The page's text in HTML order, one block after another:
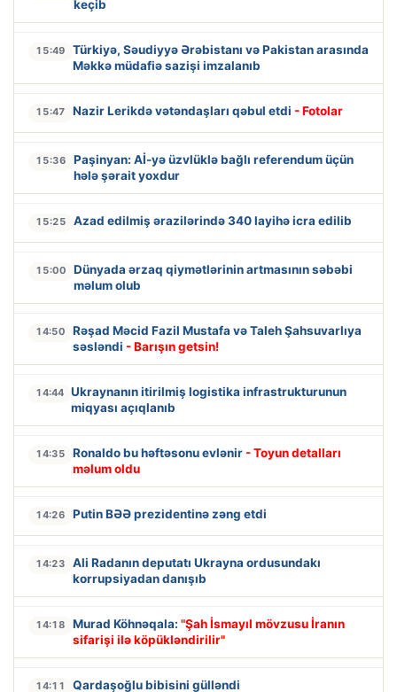
keçib
15:49
Türkiyə, Səudiyyə Ərəbistanı və Pakistan arasında
Məkkə müdafiə sazişi imzalanıb
15:47 Nazir Lerikdə vətəndaşları qəbul etdi - Fotolar
15:36
Paşinyan: Aİ-yə üzvlüklə bağlı referendum üçün
hələ şərait yoxdur
15:25 Azad edilmiş ərazilərində 340 layihə icra edilib
15:00
Dünyada ərzaq qiymətlərinin artmasının səbəbi
məlum olub
14:50
Rəşad Məcid Fazil Mustafa və Taleh Şahsuvarlıya
səsləndi - Barışın getsin!
14:44 Ukraynanın itirilmiş logistika infrastrukturunun
miqyası açıqlanıb
14:35 Ronaldo bu həftəsonu evlənir - Toyun detalları
məlum oldu
14:26 Putin BƏƏ prezidentinə zəng etdi
14:23
Ali Radanın deputatı Ukrayna ordusundakı
korrupsiyadan danışıb
14:18 Murad Köhnəqala: "Şah İsmayıl mövzusu İranın
sifarişi ilə köpükləndirilir"
14:11 Qardaşoğlu bibisini gülləndi